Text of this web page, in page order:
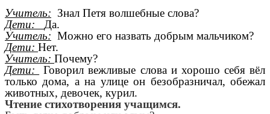
Учитель: Знал Петя волшебные слова?
Дети: Да.
Учитель: Можно его назвать добрым мальчиком?
Дети: Нет.
Учитель: Почему?
Дети:
Говорил вежливые слова и хорошо себя вёл
только дома, а на улице он безобразничал, обежал
животных, девочек, курил.
Чтение стихотворения учащимся.